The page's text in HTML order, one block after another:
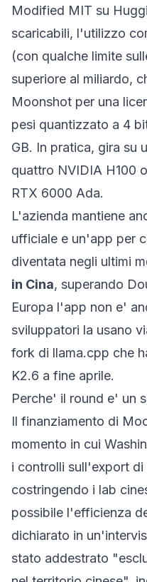
Modified MIT su
scaricabili, l'utilizzo
(con qualche limite
superiore al miliardo,
Moonshot per una
pesi quantizzato a 4
GB. In pratica, gira su
quattro NVIDIA H100
RTX 6000 Ada.
L'azienda mantiene
ufficiale e un'app per
diventata negli ultimi
in Cina, superando
Europa l'app non e'
sviluppatori la usano
fork di llama.cpp che
K2.6 a fine aprile.
Perche' il round e' un
Il finanziamento di
momento in cui
i controlli sull'export di
costringendo i lab
possibile l'efficienza
dichiarato in
stato addestrato